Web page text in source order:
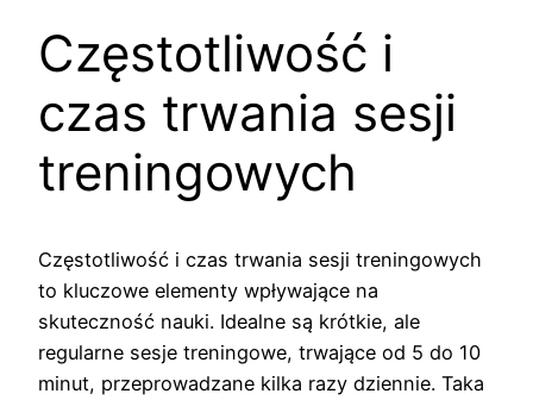
Częstotliwość i
czas trwania sesji
treningowych
Częstotliwość i czas trwania sesji treningowych
to kluczowe elementy wpływające na
skuteczność nauki. Idealne są krótkie, ale
regularne sesje treningowe, trwające od 5 do 10
minut, przeprowadzane kilka razy dziennie. Taka